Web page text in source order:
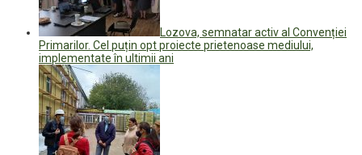
Lozova, semnatar activ al Convenției
Primarilor. Cel puțin opt proiecte prietenoase mediului,
implementate în ultimii ani